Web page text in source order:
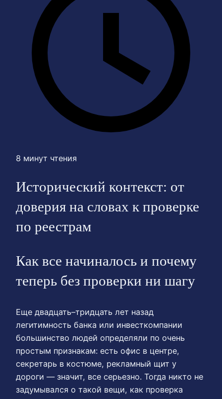
8 минут чтения
Исторический контекст: от
доверия на словах к проверке
по реестрам
Как все начиналось и почему
теперь без проверки ни шагу
Еще двадцать–тридцать лет назад
легитимность банка или инвесткомпании
большинство людей определяли по очень
простым признакам: есть офис в центре,
секретарь в костюме, рекламный щит у
дороги — значит, все серьезно. Тогда никто не
задумывался о такой вещи, как проверка